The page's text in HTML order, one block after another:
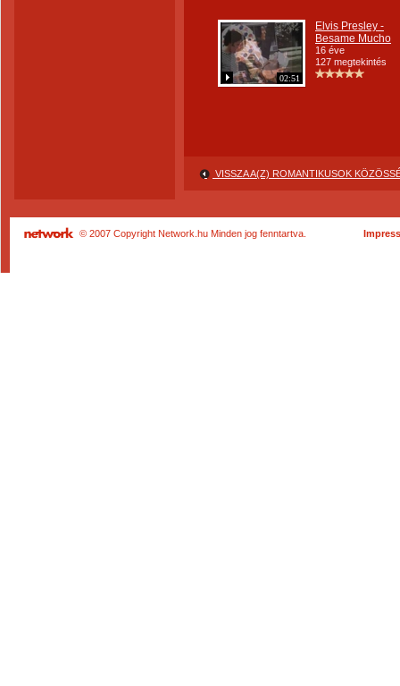
02:51
Elvis Presley -
Besame Mucho
16 éve
127 megtekintés
VISSZA A(Z) ROMANTIKUSOK
© 2007 Copyright Network.hu Minden jog fenntartva.